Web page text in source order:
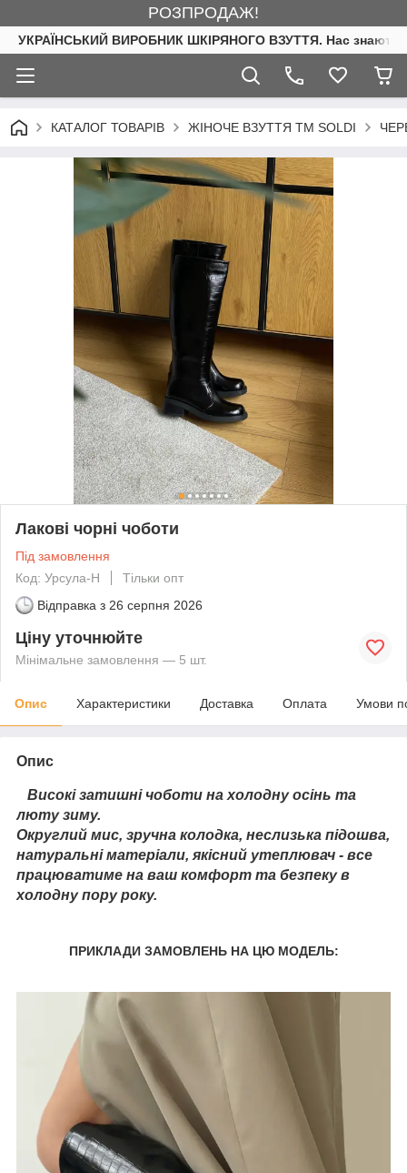
РОЗПРОДАЖ!
УКРАЇНСЬКИЙ ВИРОБНИК ШКІРЯНОГО ВЗУТТЯ. Нас знають.
КАТАЛОГ ТОВАРІВ ЖІНОЧЕ ВЗУТТЯ ТМ SOLDI
Лакові чорні чоботи
Під замовлення
Код: Урсула-Н
Тільки опт
Відправка з 26 серпня 2026
Ціну уточнюйте
Мінімальне замовлення — 5 шт.
Опис Характеристики Доставка Оплата Умови
Опис
Високі затишні чоботи на холодну осінь та
люту зиму.
Округлий мис, зручна колодка, неслизька підошва,
натуральні матеріали, якісний утеплювач - все
працюватиме на ваш комфорт та безпеку в
холодну пору року.
ПРИКЛАДИ ЗАМОВЛЕНЬ НА ЦЮ МОДЕЛЬ: